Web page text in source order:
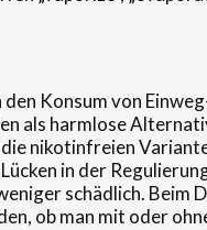
Konsum von
als harmlose
nikotinfreien
in der
schädlich. Beim
ob man mit oder